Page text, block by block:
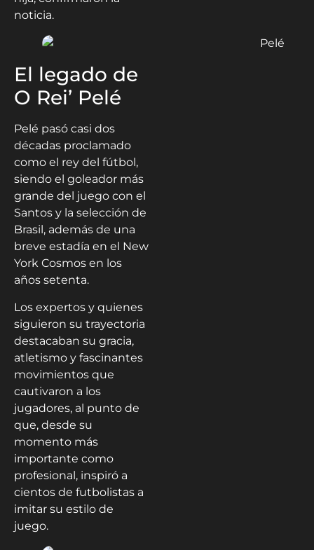
noticia.
El legado de
O Rei’ Pelé
Pelé pasó casi dos
décadas proclamado
como el rey del fútbol,
siendo el goleador más
grande del juego con el
Santos y la selección de
Brasil, además de una
breve estadía en el New
York Cosmos en los
años setenta.
Los expertos y quienes
siguieron su trayectoria
destacaban su gracia,
atletismo y fascinantes
movimientos que
cautivaron a los
jugadores, al punto de
que, desde su
momento más
importante como
profesional, inspiró a
cientos de futbolistas a
imitar su estilo de
juego.